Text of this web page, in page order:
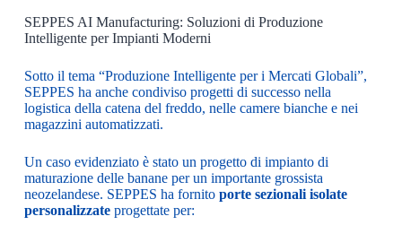
SEPPES AI Manufacturing: Soluzioni di Produzione
Intelligente per Impianti Moderni
Sotto il tema “Produzione Intelligente per i Mercati Globali”,
SEPPES ha anche condiviso progetti di successo nella
logistica della catena del freddo, nelle camere bianche e nei
magazzini automatizzati.
Un caso evidenziato è stato un progetto di impianto di
maturazione delle banane per un importante grossista
neozelandese. SEPPES ha fornito porte sezionali isolate
personalizzateprogettate per: